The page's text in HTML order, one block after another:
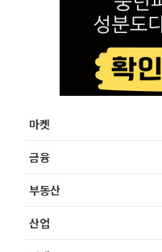
마켓
금융
부동산
산업